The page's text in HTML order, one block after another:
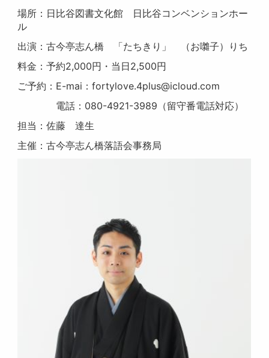
場所：日比谷図書文化館 日比谷コンベンションホー
ル
出演：古今亭志ん橋 「たちきり」 （お囃子）りち
料金：予約2,000円・当日2,500円
ご予約：E-mai：fortylove.4plus@icloud.com
電話：080-4921-3989（留守番電話対応）
担当：佐藤 達生
主催：古今亭志ん橋落語会事務局